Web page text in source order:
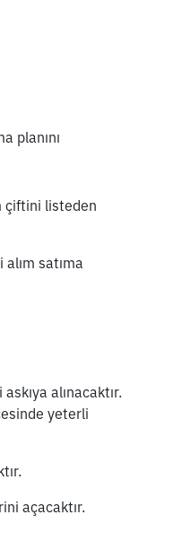
planını
çiftini listeden
satıma
alınacaktır.
yeterli
açacaktır.